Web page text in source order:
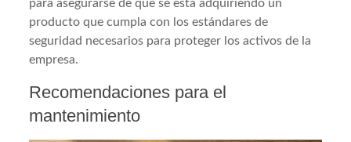
para asegurarse de que se está adquiriendo un
producto que cumpla con los estándares de
seguridad necesarios para proteger los activos de la
empresa.
Recomendaciones para el
mantenimiento